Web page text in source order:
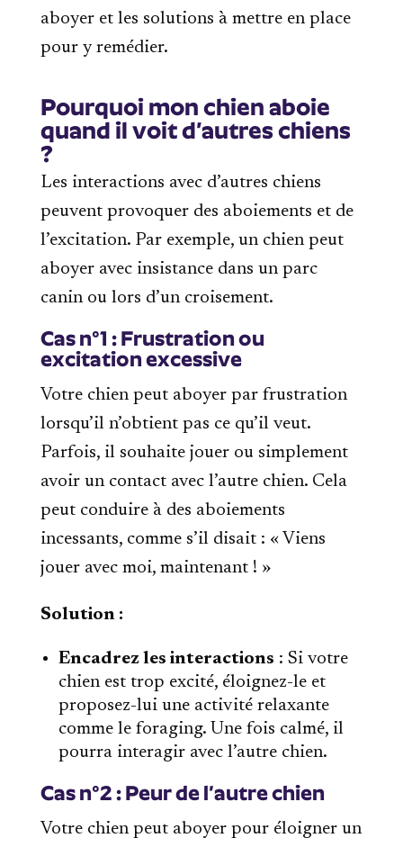
aboyer et les solutions à mettre en place
pour y remédier.
Pourquoi mon chien aboie
quand il voit d’autres chiens
?
Les interactions avec d’autres chiens
peuvent provoquer des aboiements et de
l’excitation. Par exemple, un chien peut
aboyer avec insistance dans un parc
canin ou lors d’un croisement.
Cas n°1 : Frustration ou
excitation excessive
Votre chien peut aboyer par frustration
lorsqu’il n’obtient pas ce qu’il veut.
Parfois, il souhaite jouer ou simplement
avoir un contact avec l’autre chien. Cela
peut conduire à des aboiements
incessants, comme s’il disait : « Viens
jouer avec moi, maintenant ! »
Solution :
Encadrez les interactions : Si votre
chien est trop excité, éloignez-le et
proposez-lui une activité relaxante
comme le foraging. Une fois calmé, il
pourra interagir avec l’autre chien.
Cas n°2 : Peur de l’autre chien
Votre chien peut aboyer pour éloigner un